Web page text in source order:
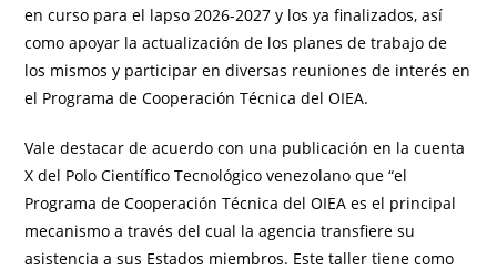
en curso para el lapso 2026-2027 y los ya finalizados, así
como apoyar la actualización de los planes de trabajo de
los mismos y participar en diversas reuniones de interés en
el Programa de Cooperación Técnica del OIEA.
Vale destacar de acuerdo con una publicación en la cuenta
X del Polo Científico Tecnológico venezolano que “el
Programa de Cooperación Técnica del OIEA es el principal
mecanismo a través del cual la agencia transfiere su
asistencia a sus Estados miembros. Este taller tiene como